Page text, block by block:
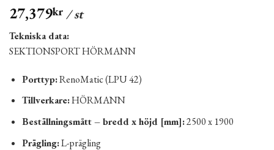
27,379kr / st
Tekniska data:
SEKTIONSPORT HÖRMANN
Porttyp:RenoMatic (LPU 42)
Tillverkare:HÖRMANN
Beställningsmått – bredd x höjd [mm]:2500 x 1900
Prägling:L-prägling